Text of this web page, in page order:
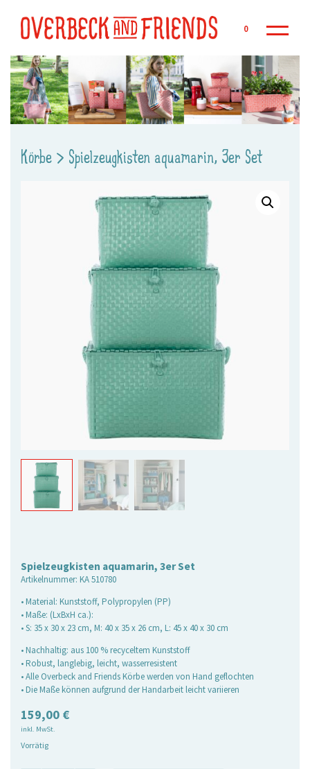
0
Körbe > Spielzeugkisten aquamarin, 3er Set
Spielzeugkisten aquamarin, 3er Set
Artikelnummer: KA 510780
• Material: Kunststoff, Polypropylen (PP)
• Maße: (LxBxH ca.):
• S: 35 x 30 x 23 cm, M: 40 x 35 x 26 cm, L: 45 x 40 x 30 cm
• Nachhaltig: aus 100 % recyceltem Kunststoff
• Robust, langlebig, leicht, wasserresistent
• Alle Overbeck and Friends Körbe werden von Hand geflochten
• Die Maße können aufgrund der Handarbeit leicht variieren
159,00 €
inkl. MwSt.
Vorrätig